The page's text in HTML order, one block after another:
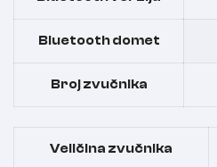
Bluetooth domet
Broj zvučnika
Veličina zvučnika